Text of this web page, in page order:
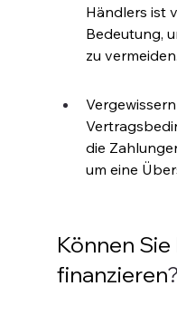
Händlers ist
Bedeutung,
zu vermeiden
die
um eine
Können
finanzieren?